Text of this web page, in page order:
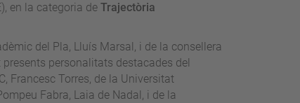
en la categoria de Trajectòria
del Pla, Lluís Marsal, i de la consellera
personalitats destacades del
Francesc Torres, de la Universitat
Fabra, Laia de Nadal, i de la